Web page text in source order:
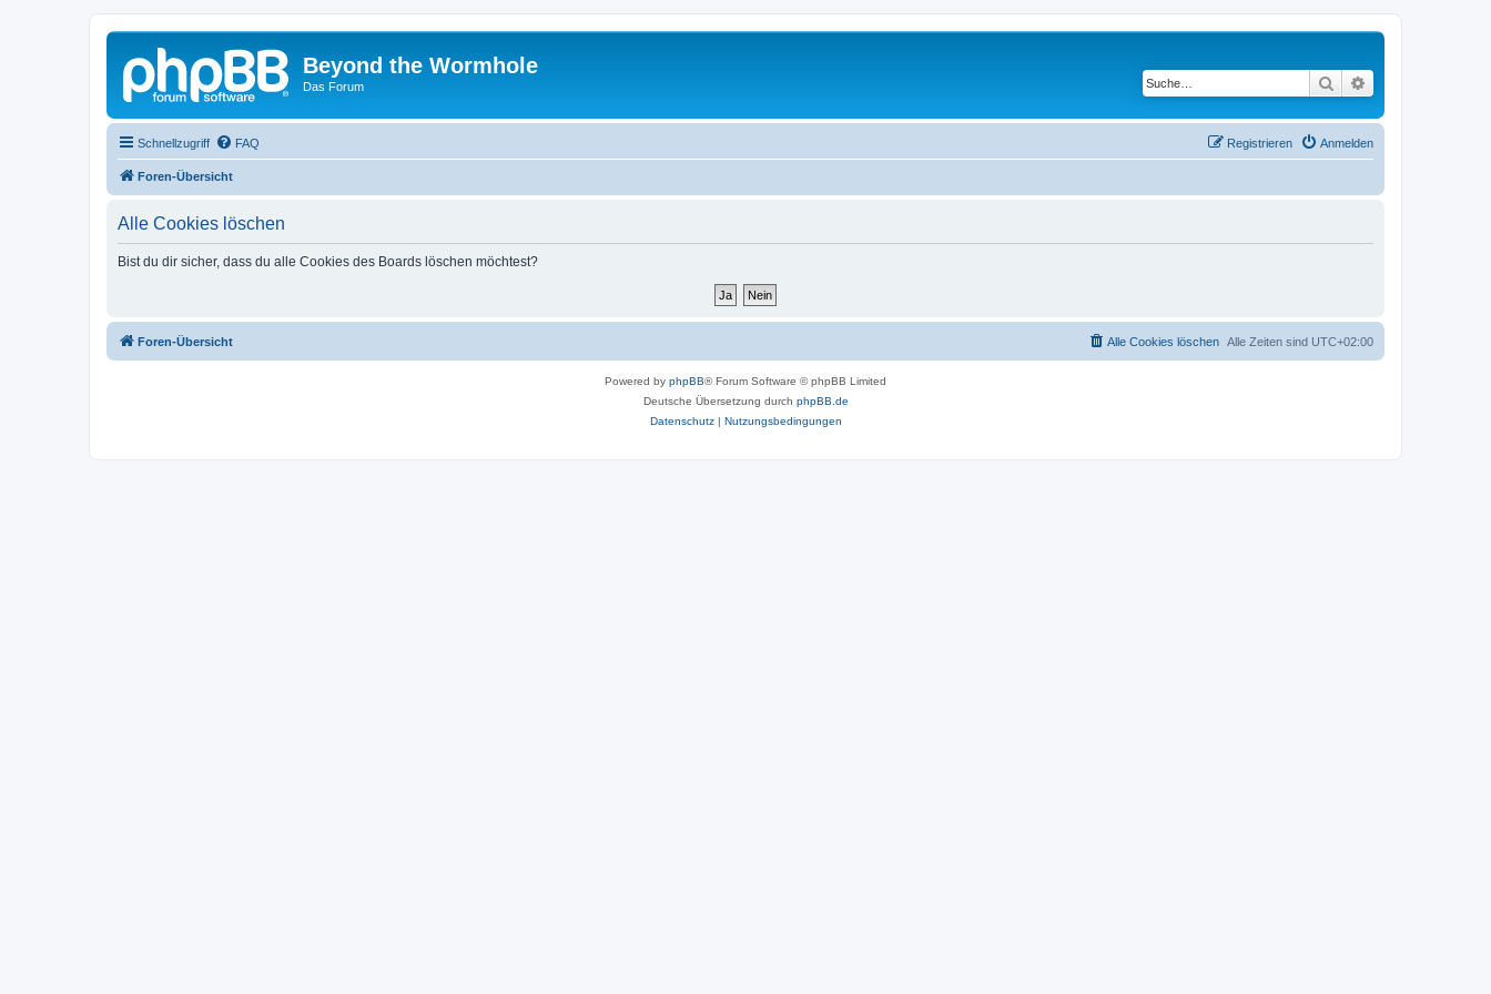
Beyond the Wormhole
Das Forum Suche
Schnellzugriff FAQ Anmelden
Registrieren
Foren-Übersicht
Alle Cookies löschen
Bist du dir sicher, dass du alle Cookies des Boards löschen möchtest?
Foren-Übersicht Alle Zeiten sind UTC+02:00
Alle Cookies löschen
Powered by phpBB® Forum Software © phpBB Limited
Deutsche Übersetzung durch phpBB.de
Datenschutz| Nutzungsbedingungen